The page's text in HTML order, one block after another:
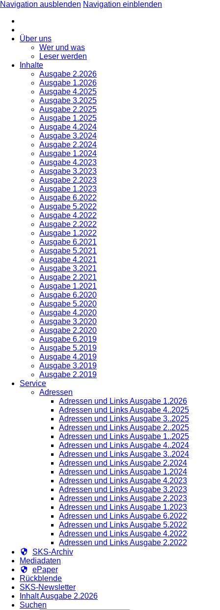
Navigation ausblenden Navigation einblenden
Über uns
Wer und was
Leser werden
Inhalte
Ausgabe 2.2026
Ausgabe 1.2026
Ausgabe 4.2025
Ausgabe 3.2025
Ausgabe 2.2025
Ausgabe 1.2025
Ausgabe 4.2024
Ausgabe 3.2024
Ausgabe 2.2024
Ausgabe 1.2024
Ausgabe 4.2023
Ausgabe 3.2023
Ausgabe 2.2023
Ausgabe 1.2023
Ausgabe 6.2022
Ausgabe 5.2022
Ausgabe 4.2022
Ausgabe 2.2022
Ausgabe 1.2022
Ausgabe 6.2021
Ausgabe 5.2021
Ausgabe 4.2021
Ausgabe 3.2021
Ausgabe 2.2021
Ausgabe 1.2021
Ausgabe 6.2020
Ausgabe 5.2020
Ausgabe 4.2020
Ausgabe 3.2020
Ausgabe 2.2020
Ausgabe 6.2019
Ausgabe 5.2019
Ausgabe 4.2019
Ausgabe 3.2019
Ausgabe 2.2019
Service
Adressen
Adressen und Links Ausgabe 1.2026
Adressen und Links Ausgabe 4..2025
Adressen und Links Ausgabe 3..2025
Adressen und Links Ausgabe 2..2025
Adressen und Links Ausgabe 1..2025
Adressen und Links Ausgabe 4..2024
Adressen und Links Ausgabe 3..2024
Adressen und Links Ausgabe 2.2024
Adressen und Links Ausgabe 1.2024
Adressen und Links Ausgabe 4.2023
Adressen und Links Ausgabe 3.2023
Adressen und Links Ausgabe 2.2023
Adressen und Links Ausgabe 1.2023
Adressen und Links Ausgabe 6.2022
Adressen und Links Ausgabe 5.2022
Adressen und Links Ausgabe 4.2022
Adressen und Links Ausgabe 2.2022
SKS-Archiv
Mediadaten
ePaper
Rückblende
SKS-Newsletter
Inhalt Ausgabe 2.2026
Suchen